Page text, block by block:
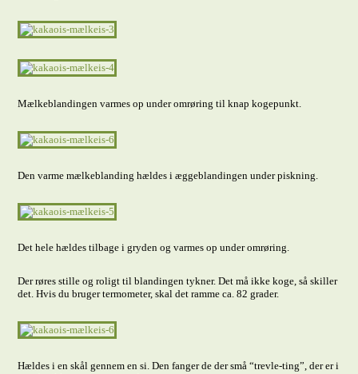
Mælkeblandingen varmes op under omrøring til knap kogepunkt.
Den varme mælkeblanding hældes i æggeblandingen under piskning.
Det hele hældes tilbage i gryden og varmes op under omrøring.
Der røres stille og roligt til blandingen tykner. Det må ikke koge, så skiller
det. Hvis du bruger termometer, skal det ramme ca. 82 grader.
Hældes i en skål gennem en si. Den fanger de der små “trevle-ting”, der er i